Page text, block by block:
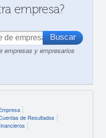
empresa?
empresas y empresarios
de Resultados